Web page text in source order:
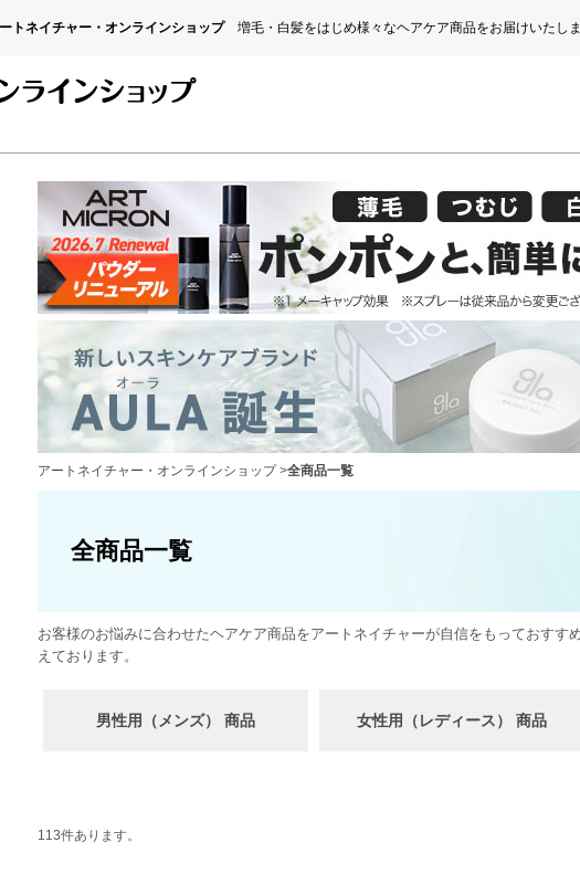
トネイチャー・オンラインショップ 増毛・白髪をはじめ様々なヘアケア商品をお届けいたし
アートネイチャー・オンラインショップ >全商品一覧
全商品一覧
お客様のお悩みに合わせたヘアケア商品をアートネイチャーが自信をもっておすす
えております。
男性用（メンズ） 商品 女性用（レディース） 商品
113件あります。